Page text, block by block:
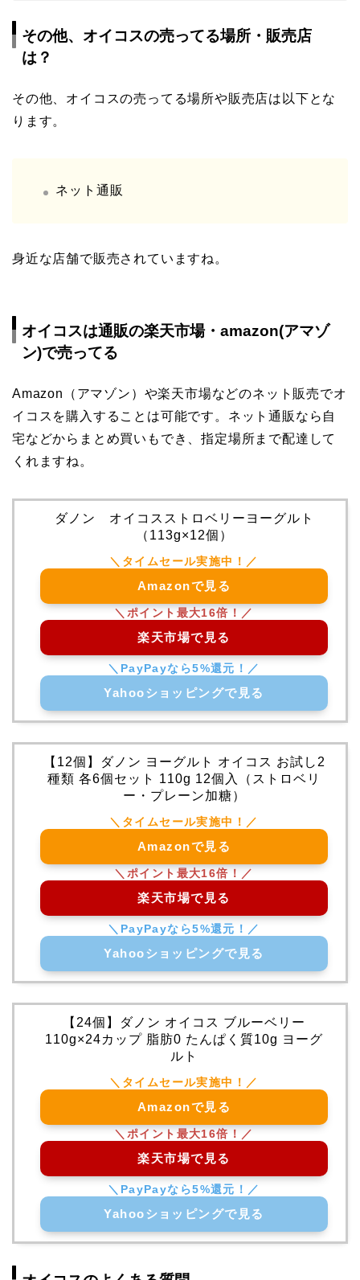
その他、オイコスの売ってる場所・販売店
は？
その他、オイコスの売ってる場所や販売店は以下とな
ります。
ネット通販
身近な店舗で販売されていますね。
オイコスは通販の楽天市場・amazon(アマゾ
ン)で売ってる
Amazon（アマゾン）や楽天市場などのネット販売でオ
イコスを購入することは可能です。ネット通販なら自
宅などからまとめ買いもでき、指定場所まで配達して
くれますね。
ダノン オイコスストロベリーヨーグルト
（113g×12個）
Amazonで見る
楽天市場で見る
Yahooショッピングで見る
【12個】ダノン ヨーグルト オイコス お試し2
種類 各6個セット 110g 12個入（ストロベリ
ー・プレーン加糖）
Amazonで見る
楽天市場で見る
Yahooショッピングで見る
【24個】ダノン オイコス ブルーベリー
110g×24カップ 脂肪0 たんぱく質10g ヨーグ
ルト
Amazonで見る
楽天市場で見る
Yahooショッピングで見る